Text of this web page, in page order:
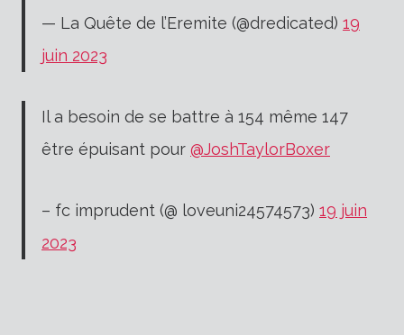
— La Quête de l’Eremite (@dredicated) 19
juin 2023
Il a besoin de se battre à 154 même 147
être épuisant pour @JoshTaylorBoxer
– fc imprudent (@ loveuni24574573) 19 juin
2023